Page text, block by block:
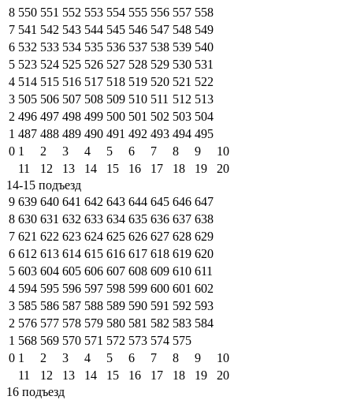
8 550 551 552 553 554 555 556 557 558
7 541 542 543 544 545 546 547 548 549
6 532 533 534 535 536 537 538 539 540
5 523 524 525 526 527 528 529 530 531
4 514 515 516 517 518 519 520 521 522
3 505 506 507 508 509 510 511 512 513
2 496 497 498 499 500 501 502 503 504
1 487 488 489 490 491 492 493 494 495
0 1 2 3 4 5 6 7 8 9
10
11
12 13 14 15 16 17 18 19
20
14-15 подъезд
9 639 640 641 642 643 644 645 646 647
8 630 631 632 633 634 635 636 637 638
7 621 622 623 624 625 626 627 628 629
6 612 613 614 615 616 617 618 619 620
5 603 604 605 606 607 608 609 610 611
4 594 595 596 597 598 599 600 601 602
3 585 586 587 588 589 590 591 592 593
2 576 577 578 579 580 581 582 583 584
1 568 569 570 571 572 573 574 575
0 1 2 3 4 5 6 7 8 9
10
11
12 13 14 15 16 17 18 19
20
16 подъезд